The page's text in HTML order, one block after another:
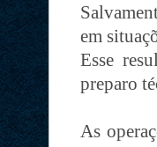
em
Esse
preparo
As